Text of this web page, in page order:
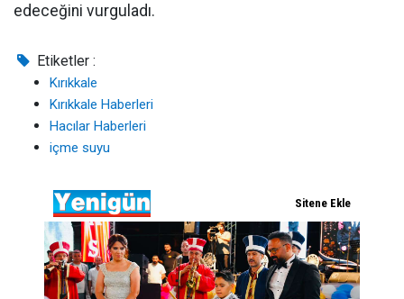
edeceğini vurguladı.
Etiketler :
Kırıkkale
Kırıkkale Haberleri
Hacılar Haberleri
içme suyu